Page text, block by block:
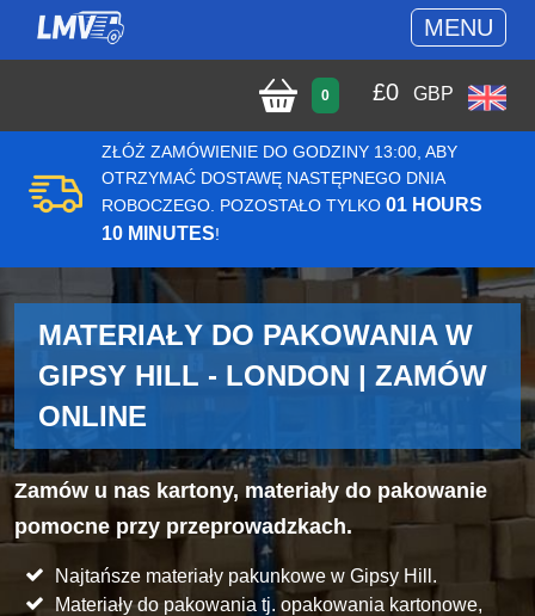
MENU
0 £0 GBP
ZŁÓŻ ZAMÓWIENIE DO GODZINY 13:00, ABY
OTRZYMAĆ DOSTAWĘ NASTĘPNEGO DNIA
ROBOCZEGO. POZOSTAŁO TYLKO 01 HOURS
10 MINUTES!
MATERIAŁY DO PAKOWANIA W
GIPSY HILL - LONDON | ZAMÓW
ONLINE
Zamów u nas kartony, materiały do pakowanie
pomocne przy przeprowadzkach.
Najtańsze materiały pakunkowe w Gipsy Hill.
Materiały do pakowania tj. opakowania kartonowe,